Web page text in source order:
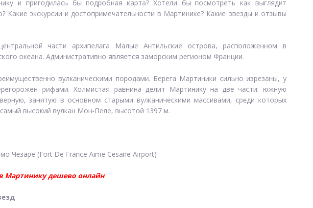
и пригодилась бы подробная карта? Хотели бы посмотреть как выглядит
Какие экскурсии и достопримечательности в Мартинике? Какие звезды и отзывы
части архипелага Малые Антильские острова, расположенном в
океана. Административно является заморским регионом Франции.
вулканическими породами. Берега Мартиники сильно изрезаны, у
рифами. Холмистая равнина делит Мартинику на две части: южную
занятую в основном старыми вулканическими массивами, среди которых
высокий вулкан Мон-Пеле, высотой 1397 м.
Чезаре (Fort De France Aime Cesaire Airport)
Мартинику дешево онлайн